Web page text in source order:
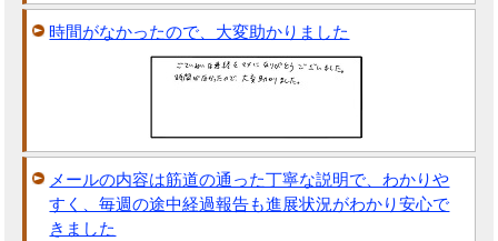
時間がなかったので、大変助かりました
メールの内容は筋道の通った丁寧な説明で、わかりや
すく、毎週の途中経過報告も進展状況がわかり安心で
きました